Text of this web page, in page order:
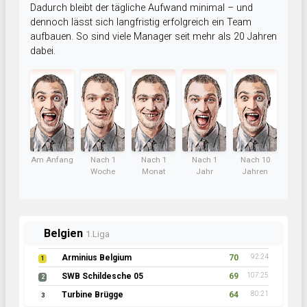
Dadurch bleibt der tägliche Aufwand minimal – und
dennoch lässt sich langfristig erfolgreich ein Team
aufbauen. So sind viele Manager seit mehr als 20 Jahren
dabei.
Am Anfang
Nach 1
Woche
Nach 1
Monat
Nach 1
Jahr
Nach 10
Jahren
Belgien 1.Liga
1 Arminius Belgium 70 92:24
2 SWB Schildesche 05 69 107:25
3 Turbine Brügge 64 80:21